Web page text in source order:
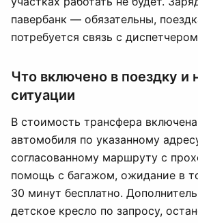
павербанк — обязательны,
потребуется связь с
Что включено в поездку и
ситуации
В стоимость трансфера
автомобиля по указанному
согласованному маршруту с
помощь с багажом, ожидание в
30 минут бесплатно.
детское кресло по запросу,